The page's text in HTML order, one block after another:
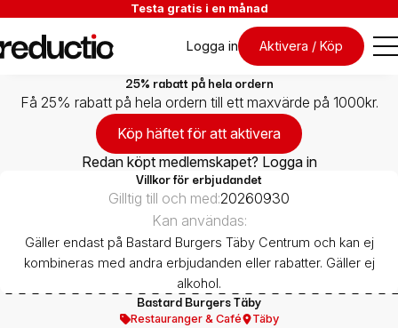
Testa gratis i en månad
Logga in Aktivera / Köp
25% rabatt på hela ordern
Få 25% rabatt på hela ordern till ett maxvärde på 1000kr.
Köp häftet för att aktivera
Redan köpt medlemskapet? Logga in
Villkor för erbjudandet
Gilltig till och med:20260930
Kan användas:
Gäller endast på Bastard Burgers Täby Centrum och kan ej
kombineras med andra erbjudanden eller rabatter. Gäller ej
alkohol.
Bastard Burgers Täby
Restauranger & Café Täby